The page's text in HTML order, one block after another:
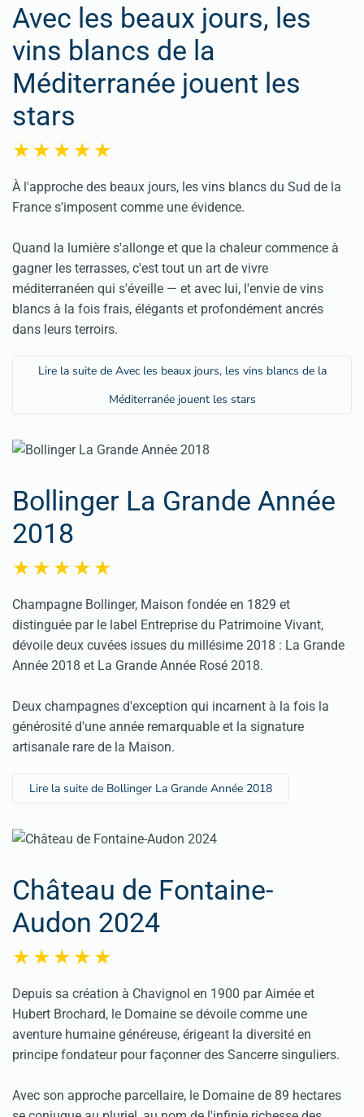
Avec les beaux jours, les
vins blancs de la
Méditerranée jouent les
stars
À l'approche des beaux jours, les vins blancs du Sud de la
France s'imposent comme une évidence.
Quand la lumière s'allonge et que la chaleur commence à
gagner les terrasses, c'est tout un art de vivre
méditerranéen qui s'éveille — et avec lui, l'envie de vins
blancs à la fois frais, élégants et profondément ancrés
dans leurs terroirs.
Lire la suite de Avec les beaux jours, les vins blancs de la
Méditerranée jouent les stars
Bollinger La Grande Année
2018
Champagne Bollinger, Maison fondée en 1829 et
distinguée par le label Entreprise du Patrimoine Vivant,
dévoile deux cuvées issues du millésime 2018 : La Grande
Année 2018 et La Grande Année Rosé 2018.
Deux champagnes d'exception qui incarnent à la fois la
générosité d'une année remarquable et la signature
artisanale rare de la Maison.
Lire la suite de Bollinger La Grande Année 2018
Château de Fontaine-
Audon 2024
Depuis sa création à Chavignol en 1900 par Aimée et
Hubert Brochard, le Domaine se dévoile comme une
aventure humaine généreuse, érigeant la diversité en
principe fondateur pour façonner des Sancerre singuliers.
Avec son approche parcellaire, le Domaine de 89 hectares